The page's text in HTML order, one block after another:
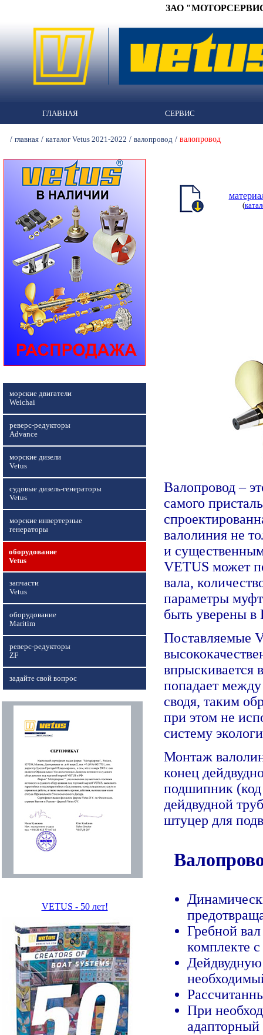
ЗАО "МОТОРСЕРВИС"
ГЛАВНАЯ СЕРВИС
/ главная / каталог Vetus 2021-2022 / валопровод / валопровод
морские двигатели
Weichai
реверс-редукторы
Advance
морские дизели
Vetus
судовые дизель-генераторы
Vetus
морские инвертерные
генераторы
оборудование
Vetus
запчасти
Vetus
оборудование
Maritim
реверс-редукторы
ZF
задайте свой вопрос
VETUS - 50 лет!
(
Валопровод –
самого
валолиния не
и
VETUS может
вала,
параметры
быть уверены
Поставляемые
впрыскивается
попадает
сводя, таким
при этом не
систему
Монтаж
конец
подшипник (код
дейдвудной
штуцер для
Гребной
комплекте
Дейдвудную
При